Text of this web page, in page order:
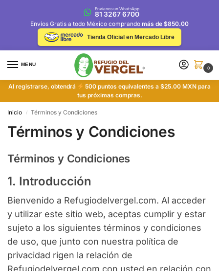
Envíanos un WhatsApp
81 3267 6700
Envíos Gratis a todo México comprando más de $850.00
Tienda Oficial en Mercado Libre
MENU
0
Al registrarse, obtendrá
500 puntos equivalentes a $25.00 MXN para
tus próximas compras.
Inicio / Términos y Condiciones
Términos y Condiciones
Términos y Condiciones
1. Introducción
Bienvenido a Refugiodelvergel.com. Al acceder
y utilizar este sitio web, aceptas cumplir y estar
sujeto a los siguientes términos y condiciones
de uso, que junto con nuestra política de
privacidad rigen la relación de
Refugiodelvergel.com con usted en relación con